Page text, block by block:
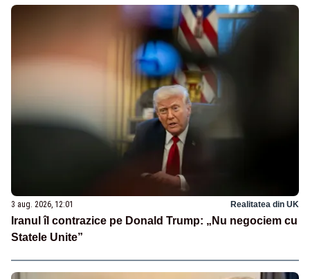
3 aug. 2026, 12:01 Realitatea din UK
Iranul îl contrazice pe Donald Trump: „Nu negociem cu
Statele Unite”